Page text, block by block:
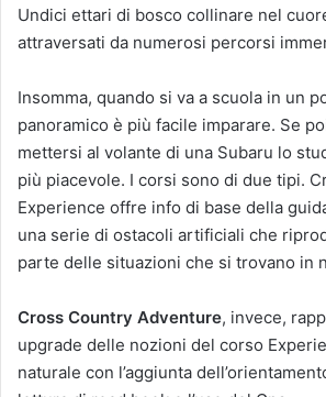
Undici ettari di bosco collinare nel
attraversati da numerosi percorsi
Insomma, quando si va a scuola in un
panoramico è più facile imparare. Se
mettersi al volante di una Subaru lo
più piacevole. I corsi sono di due tipi.
Experience offre info di base della
una serie di ostacoli artificiali che
parte delle situazioni che si trovano in
Cross Country Adventure, invece,
upgrade delle nozioni del corso
naturale con l’aggiunta